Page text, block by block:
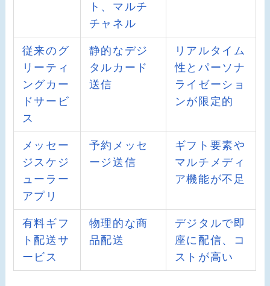
ト、マルチ
チャネル
従来のグ
リーティ
ングカー
ドサービ
ス
静的なデジ
タルカード
送信
リアルタイム
性とパーソナ
ライゼーショ
ンが限定的
メッセー
ジスケジ
ューラー
アプリ
予約メッセ
ージ送信
ギフト要素や
マルチメディ
ア機能が不足
有料ギフ
ト配送サ
ービス
物理的な商
品配送
デジタルで即
座に配信、コ
ストが高い